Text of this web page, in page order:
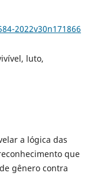
2022v30n171866
luto,
a lógica das
que
gênero contra